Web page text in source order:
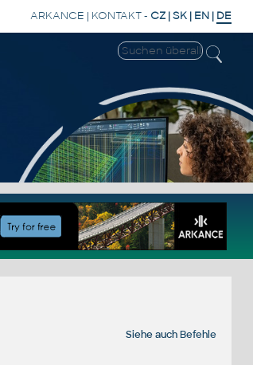
ARKANCE | KONTAKT- CZ |SK | EN | DE
Siehe auchBefehle